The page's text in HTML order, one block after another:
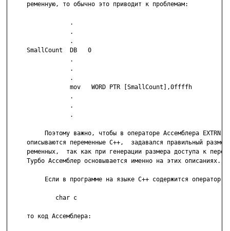
     ременную, то обычно это приводит к проблемам:
                 .
                 .
                 .
     SmallCount  DB   0
                 .
                 .
                 .
                 mov   WORD PTR [SmallCount],0ffffh
                 .
                 .
                 .
Поэтому важно, чтобы в операторе Ассемблера EXTRN,
описываются переменные С++,  задавался правильный размер
ременных,  так как при генерации размера доступа к
     Турбо Ассемблер основывается именно на этих описаниях.
          Если в программе на языке С++ содержится оператор:
             char c
     то код Ассемблера: